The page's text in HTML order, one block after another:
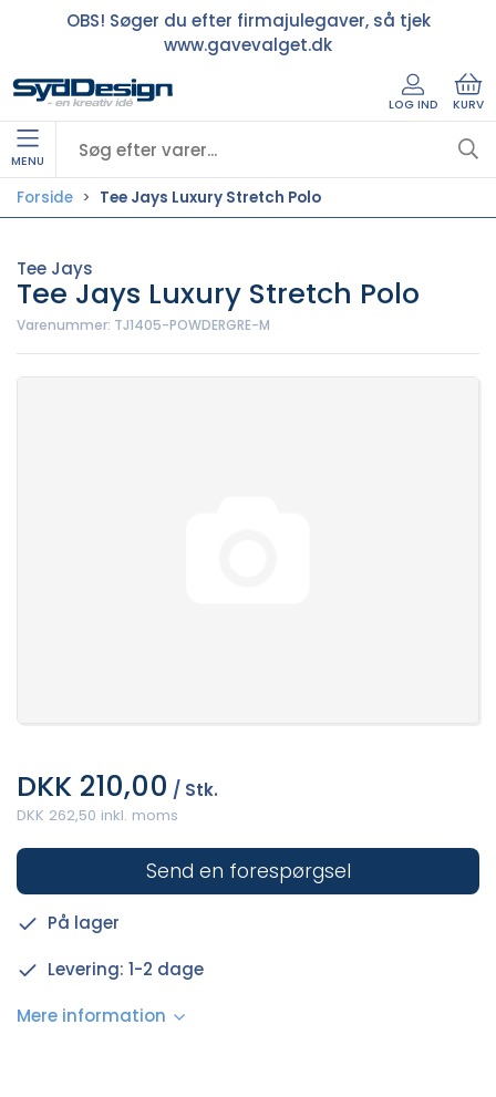
OBS! Søger du efter firmajulegaver, så tjek
www.gavevalget.dk
LOG IND KURV
MENU
Forside Tee Jays Luxury Stretch Polo
Tee Jays
Tee Jays Luxury Stretch Polo
Varenummer: TJ1405-POWDERGRE-M
DKK 210,00 / Stk.
DKK 262,50 inkl. moms
Send en forespørgsel
På lager
Levering: 1-2 dage
Mere information